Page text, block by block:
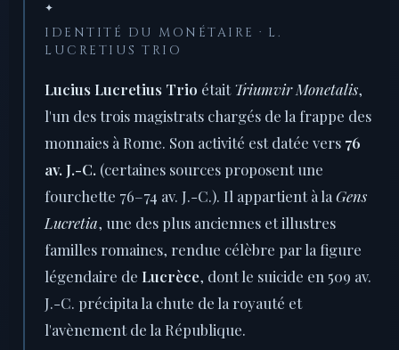
✦
IDENTITÉ DU MONÉTAIRE · L.
LUCRETIUS TRIO
Lucius Lucretius Trio étaitTriumvir Monetalis,
l'un des trois magistrats chargés de la frappe des
monnaies à Rome. Son activité est datée vers 76
av. J.-C. (certaines sources proposent une
fourchette 76–74 av. J.-C.). Il appartient à la Gens
Lucretia, une des plus anciennes et illustres
familles romaines, rendue célèbre par la figure
légendaire de Lucrèce, dont le suicide en 509 av.
J.-C. précipita la chute de la royauté et
l'avènement de la République.